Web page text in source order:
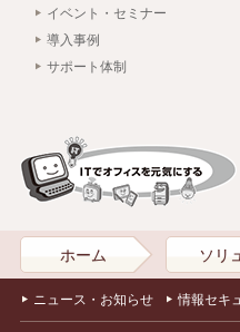
イベント・セミナー
導入事例
サポート体制
ホーム ソリ
ニュース・お知らせ 情報セキ